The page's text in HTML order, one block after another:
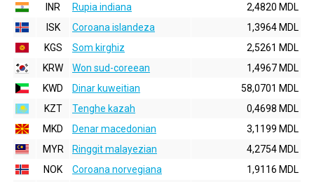
INR
Rupia indiana
2,4820 MDL
ISK
Coroana islandeza
1,3964 MDL
KGS
Som kirghiz
2,5261 MDL
KRW
Won sud-coreean
1,4967 MDL
KWD
Dinar kuweitian
58,0701 MDL
KZT
Tenghe kazah
0,4698 MDL
MKD
Denar macedonian
3,1199 MDL
MYR
Ringgit malayezian
4,2754 MDL
NOK
Coroana norvegiana
1,9116 MDL